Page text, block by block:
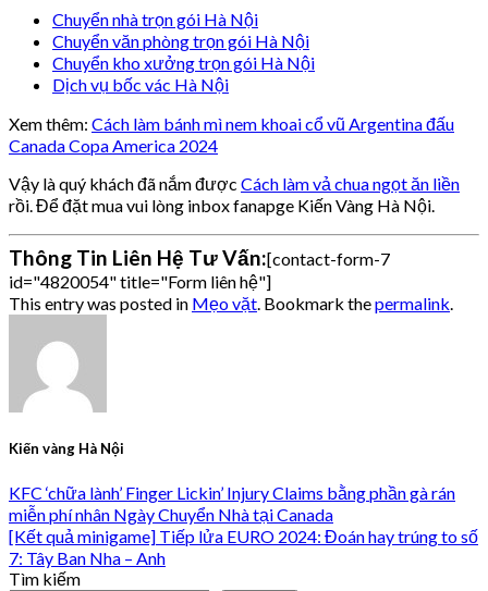
Chuyển nhà trọn gói Hà Nội
Chuyển văn phòng trọn gói Hà Nội
Chuyển kho xưởng trọn gói Hà Nội
Dịch vụ bốc vác Hà Nội
Xem thêm: Cách làm bánh mì nem khoai cổ vũ Argentina đấu
Canada Copa America 2024
Vậy là quý khách đã nắm được Cách làm vả chua ngọt ăn liền
rồi. Để đặt mua vui lòng inbox fanapge Kiến Vàng Hà Nội.
Thông Tin Liên Hệ Tư Vấn:[contact-form-7
id="4820054" title="Form liên hệ"]
This entry was posted in Mẹo vặt. Bookmark thepermalink.
Kiến vàng Hà Nội
KFC ‘chữa lành’ Finger Lickin’ Injury Claims bằng phần gà rán
miễn phí nhân Ngày Chuyển Nhà tại Canada
[Kết quả minigame] Tiếp lửa EURO 2024: Đoán hay trúng to số
7: Tây Ban Nha – Anh
Tìm kiếm